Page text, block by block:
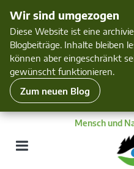
Wir sind umgezogen
Diese Website ist eine
Blogbeiträge. Inhalte bleiben
können aber eingeschränkt
gewünscht funktionieren.
Zum neuen Blog
Mensch und